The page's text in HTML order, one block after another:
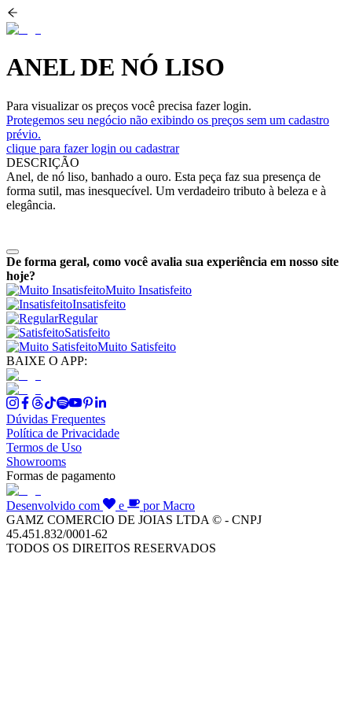
ANEL DE NÓ LISO
Para visualizar os preços você precisa fazer login.
Protegemos seu negócio não exibindo os preços sem um cadastro
prévio.
clique para fazer login ou cadastrar
DESCRIÇÃO
Anel, de nó liso, banhado a ouro. Esta peça faz sua presença de
forma sutil, mas inesquecível. Um verdadeiro tributo à beleza e à
elegância.
De forma geral, como você avalia sua experiência em nosso site
hoje?
Muito Insatisfeito
Insatisfeito
Regular
Satisfeito
Muito Satisfeito
BAIXE O APP:
Dúvidas Frequentes
Política de Privacidade
Termos de Uso
Showrooms
Formas de pagamento
Desenvolvido com e
por Macro
GAMZ COMERCIO DE JOIAS LTDA © - CNPJ
45.451.832/0001-62
TODOS OS DIREITOS RESERVADOS